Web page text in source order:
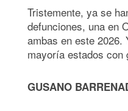
Tristemente, ya se
defunciones, una en
ambas en este 2026.
mayoría estados con
GUSANO